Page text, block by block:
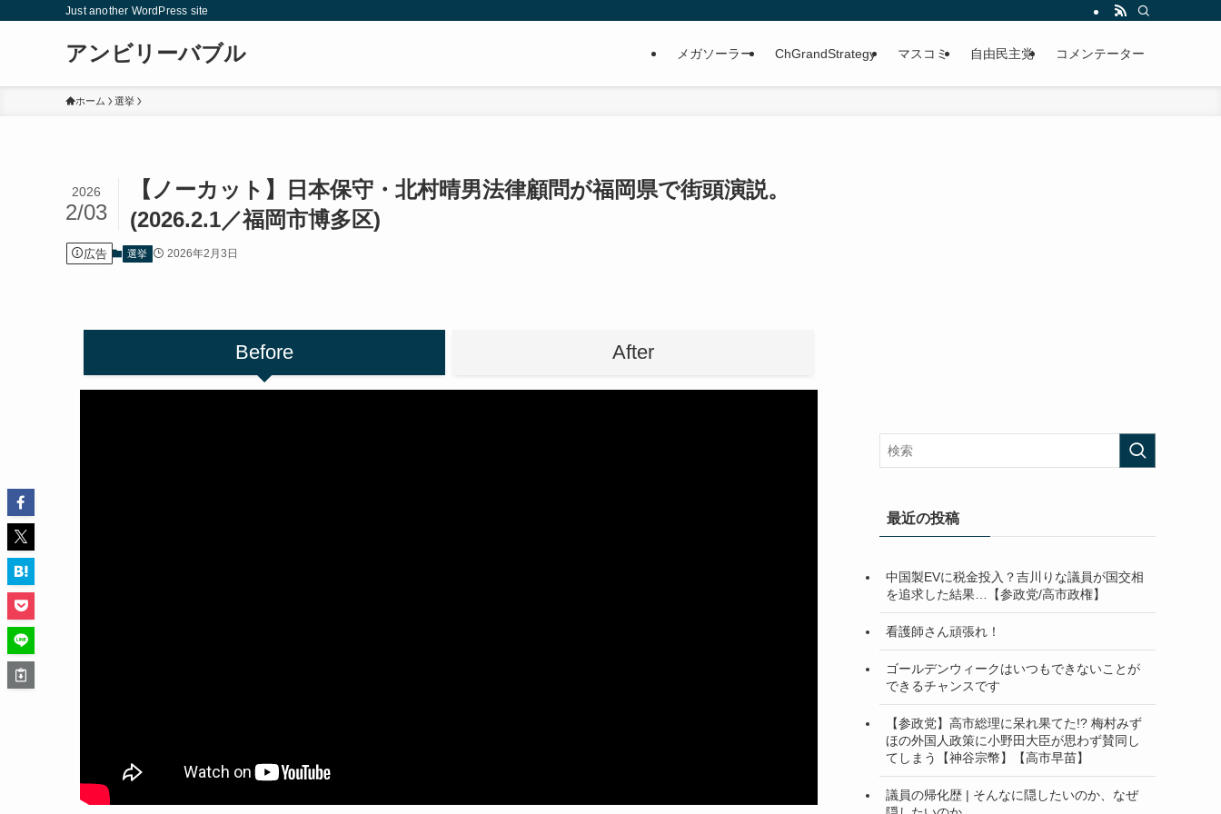
Just another WordPress site
アンビリーバブル メガソーラー ChGrandStrategy マスコミ 自由民主党 コメンテーター
ホーム 選挙
【ノーカット】日本保守・北村晴男法律顧問が福岡県で街頭演説。
(2026.2.1／福岡市博多区)
2026
2/03
広告 選挙 2026年2月3日
Before After
最近の投稿
中国製EVに税金投入？吉川りな議員が国交相
を追求した結果…【参政党/高市政権】
看護師さん頑張れ！
ゴールデンウィークはいつもできないことが
できるチャンスです
【参政党】高市総理に呆れ果てた!? 梅村みず
ほの外国人政策に小野田大臣が思わず賛同し
てしまう【神谷宗幣】【高市早苗】
議員の帰化歴 | そんなに隠したいのか、なぜ